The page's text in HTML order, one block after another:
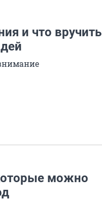
и что вручить
можно